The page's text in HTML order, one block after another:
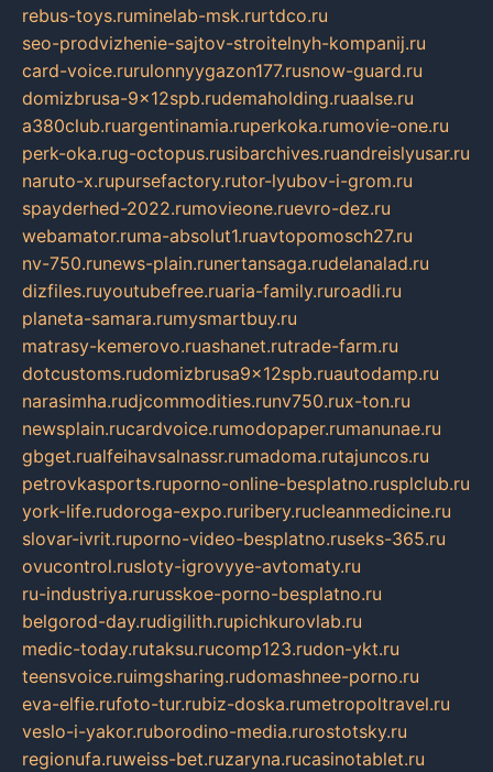
rebus-toys.ruminelab-msk.rurtdco.ru
seo-prodvizhenie-sajtov-stroitelnyh-kompanij.ru
card-voice.rurulonnyygazon177.rusnow-guard.ru
domizbrusa-9x12spb.rudemaholding.ruaalse.ru
a380club.ruargentinamia.ruperkoka.rumovie-one.ru
perk-oka.rug-octopus.rusibarchives.ruandreislyusar.ru
naruto-x.rupursefactory.rutor-lyubov-i-grom.ru
spayderhed-2022.rumovieone.ruevro-dez.ru
webamator.ruma-absolut1.ruavtopomosch27.ru
nv-750.runews-plain.runertansaga.rudelanalad.ru
dizfiles.ruyoutubefree.ruaria-family.ruroadli.ru
planeta-samara.rumysmartbuy.ru
matrasy-kemerovo.ruashanet.rutrade-farm.ru
dotcustoms.rudomizbrusa9x12spb.ruautodamp.ru
narasimha.rudjcommodities.runv750.rux-ton.ru
newsplain.rucardvoice.rumodopaper.rumanunae.ru
gbget.rualfeihavsalnassr.rumadoma.rutajuncos.ru
petrovkasports.ruporno-online-besplatno.rusplclub.ru
york-life.rudoroga-expo.ruribery.rucleanmedicine.ru
slovar-ivrit.ruporno-video-besplatno.ruseks-365.ru
ovucontrol.rusloty-igrovyye-avtomaty.ru
ru-industriya.rurusskoe-porno-besplatno.ru
belgorod-day.rudigilith.rupichkurovlab.ru
medic-today.rutaksu.rucomp123.rudon-ykt.ru
teensvoice.ruimgsharing.rudomashnee-porno.ru
eva-elfie.rufoto-tur.rubiz-doska.rumetropoltravel.ru
veslo-i-yakor.ruborodino-media.rurostotsky.ru
regionufa.ruweiss-bet.ruzaryna.rucasinotablet.ru